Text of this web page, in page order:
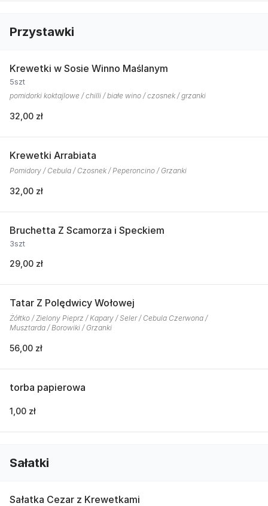
Przystawki
Krewetki w Sosie Winno Maślanym
5szt
pomidorki koktajlowe / chilli / białe wino / czosnek / grzanki
32,00 zł
Krewetki Arrabiata
Pomidory / Cebula / Czosnek / Peperoncino / Grzanki
32,00 zł
Bruchetta Z Scamorza i Speckiem
3szt
29,00 zł
Tatar Z Polędwicy Wołowej
Żółtko / Zielony Pieprz / Kapary / Seler / Cebula Czerwona /
Musztarda / Borowiki / Grzanki
56,00 zł
torba papierowa
1,00 zł
Sałatki
Sałatka Cezar z Krewetkami